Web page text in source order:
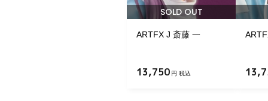
SOLD OUT
ARTFX J 斎藤 一
13,750 円 税込